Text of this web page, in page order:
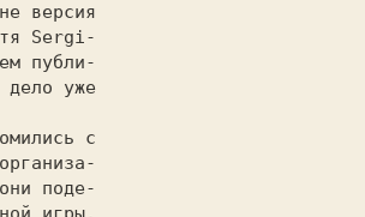
версия
Sergi-
публи-
уже
поде-